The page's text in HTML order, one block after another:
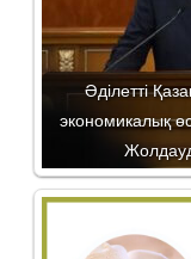
Әділетті
экономикалық